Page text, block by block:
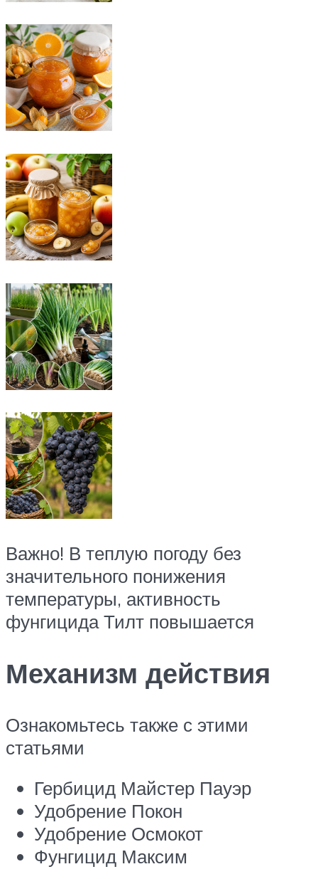
Важно! В теплую погоду без
значительного понижения
температуры, активность
фунгицида Тилт повышается
Механизм действия
Ознакомьтесь также с этими
статьями
Гербицид Майстер Пауэр
Удобрение Покон
Удобрение Осмокот
Фунгицид Максим